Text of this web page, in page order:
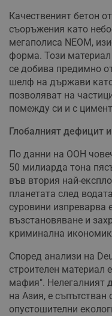
Качественият бетон
съоръжения като
мегаполиса NEOM,
форма. Този материал
се добива предимно
шелф на държави
позволяват на
помежду си и с
Глобалният дефицит
По данни на ООН
50 милиарда тона
във втория най-
планетата след
суровини изпреварва
възстановяване и
криминална
Според анализи на
строителен материал
мафия". Нелегалният
на Азия, е съпътстван
опустошителни